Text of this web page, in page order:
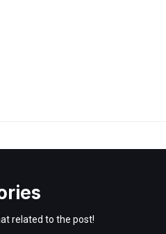
related to the post!